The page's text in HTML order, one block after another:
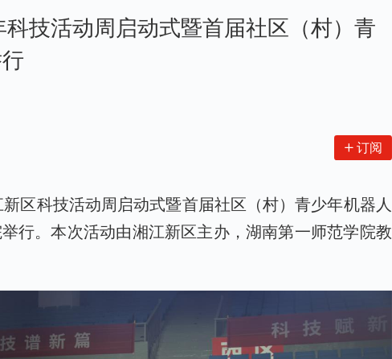
技活动周启动式暨首届社区（村）青
订阅
区科技活动周启动式暨首届社区（村）青少年机器人
行。本次活动由湘江新区主办，湖南第一师范学院教